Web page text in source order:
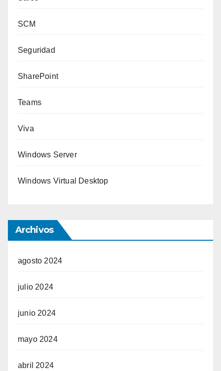
SCM
Seguridad
SharePoint
Teams
Viva
Windows Server
Windows Virtual Desktop
Archivos
agosto 2024
julio 2024
junio 2024
mayo 2024
abril 2024